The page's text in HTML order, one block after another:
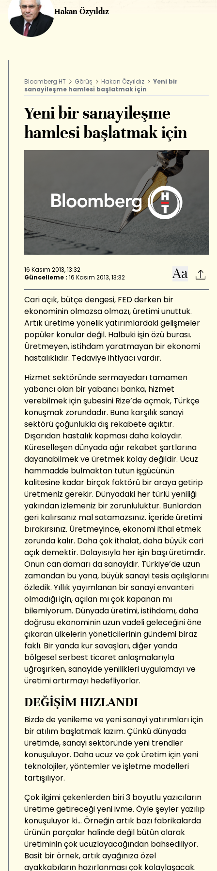
Hakan Özyıldız
Bloomberg HT Görüş Hakan Özyıldız
Yeni bir
sanayileşme hamlesi başlatmak için
Yeni bir sanayileşme
hamlesi başlatmak için
16 Kasım 2013, 13:32
Güncelleme : 16 Kasım 2013, 13:32
Cari açık, bütçe dengesi, FED derken bir
ekonominin olmazsa olmazı, üretimi unuttuk.
Artık üretime yönelik yatırımlardaki gelişmeler
popüler konular değil. Halbuki işin özü burası.
Üretmeyen, istihdam yaratmayan bir ekonomi
hastalıklıdır. Tedaviye ihtiyacı vardır.
Hizmet sektöründe sermayedarı tamamen
yabancı olan bir yabancı banka, hizmet
verebilmek için şubesini Rize’de açmak, Türkçe
konuşmak zorundadır. Buna karşılık sanayi
sektörü çoğunlukla dış rekabete açıktır.
Dışarıdan hastalık kapması daha kolaydır.
Küreselleşen dünyada ağır rekabet şartlarına
dayanabilmek ve üretmek kolay değildir. Ucuz
hammadde bulmaktan tutun işgücünün
kalitesine kadar birçok faktörü bir araya getirip
üretmeniz gerekir. Dünyadaki her türlü yeniliği
yakından izlemeniz bir zorunluluktur. Bunlardan
geri kalırsanız mal satamazsınız. İçeride üretimi
bırakırsınız. Üretmeyince, ekonomi ithal etmek
zorunda kalır. Daha çok ithalat, daha büyük cari
açık demektir. Dolayısıyla her işin başı üretimdir.
Onun can damarı da sanayidir. Türkiye’de uzun
zamandan bu yana, büyük sanayi tesis açılışlarını
özledik. Yıllık yayımlanan bir sanayi envanteri
olmadığı için, açılan mı çok kapanan mı
bilemiyorum. Dünyada üretimi, istihdamı, daha
doğrusu ekonominin uzun vadeli geleceğini öne
çıkaran ülkelerin yöneticilerinin gündemi biraz
faklı. Bir yanda kur savaşları, diğer yanda
bölgesel serbest ticaret anlaşmalarıyla
uğraşırken, sanayide yenilikleri uygulamayı ve
üretimi artırmayı hedefliyorlar.
DEĞİŞİM HIZLANDI
Bizde de yenileme ve yeni sanayi yatırımları için
bir atılım başlatmak lazım. Çünkü dünyada
üretimde, sanayi sektöründe yeni trendler
konuşuluyor. Daha ucuz ve çok üretim için yeni
teknolojiler, yöntemler ve işletme modelleri
tartışılıyor.
Çok ilgimi çekenlerden biri 3 boyutlu yazıcıların
üretime getireceği yeni ivme. Öyle şeyler yazılıp
konuşuluyor ki... Örneğin artık bazı fabrikalarda
ürünün parçalar halinde değil bütün olarak
üretiminin çok ucuzlayacağından bahsediliyor.
Basit bir örnek, artık ayağınıza özel
ayakkabıların hazırlanması çok kolaylaşacak.